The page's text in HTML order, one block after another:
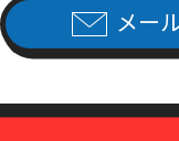
7．各種請求のお手続き方法
当社指定の申請用紙
に必
（当社指定の申請用紙は
人情報利用停止申請書
メー